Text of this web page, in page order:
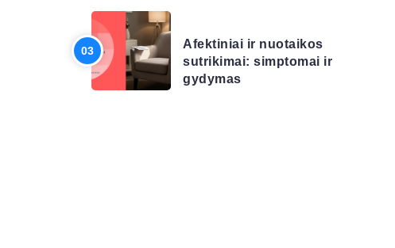
Afektiniai ir nuotaikos
sutrikimai: simptomai ir
gydymas